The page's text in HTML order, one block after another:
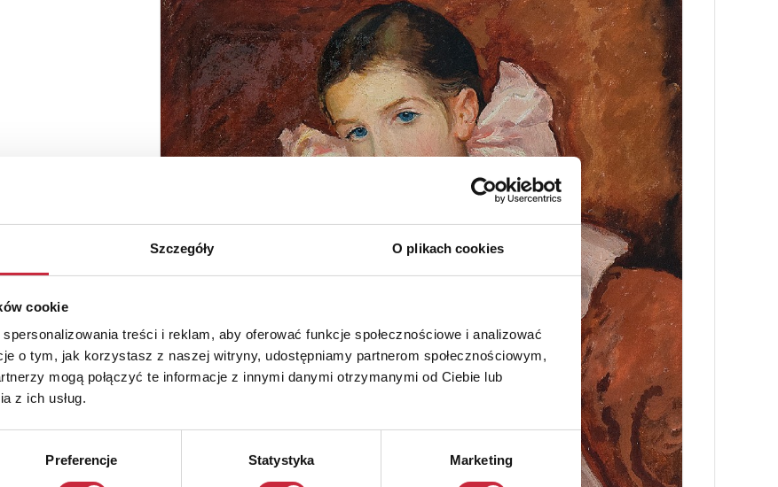
Szczegóły O plikach cookies
cookie
treści i reklam, aby oferować funkcje społecznościowe i analizować
o tym, jak korzystasz z naszej witryny, udostępniamy partnerom społecznościowym,
mogą połączyć te informacje z innymi danymi otrzymanymi od Ciebie lub
z ich usług.
Preferencje Statystyka Marketing